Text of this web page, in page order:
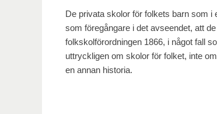
De privata skolor för folkets barn som
som föregångare i det avseendet, att
folkskolförordningen 1866, i något fall
uttryckligen om skolor för folket, inte
en annan historia.